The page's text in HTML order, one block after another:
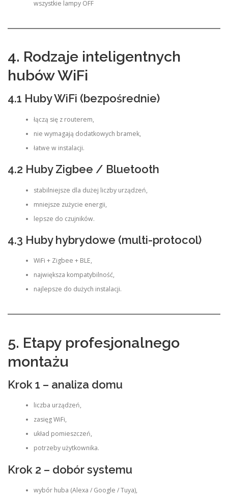
wszystkie lampy OFF
4. Rodzaje inteligentnych
hubów WiFi
4.1 Huby WiFi (bezpośrednie)
łączą się z routerem,
nie wymagają dodatkowych bramek,
łatwe w instalacji.
4.2 Huby Zigbee / Bluetooth
stabilniejsze dla dużej liczby urządzeń,
mniejsze zużycie energii,
lepsze do czujników.
4.3 Huby hybrydowe (multi-protocol)
WiFi + Zigbee + BLE,
największa kompatybilność,
najlepsze do dużych instalacji.
5. Etapy profesjonalnego
montażu
Krok 1 – analiza domu
liczba urządzeń,
zasięg WiFi,
układ pomieszczeń,
potrzeby użytkownika.
Krok 2 – dobór systemu
wybór huba (Alexa / Google / Tuya),